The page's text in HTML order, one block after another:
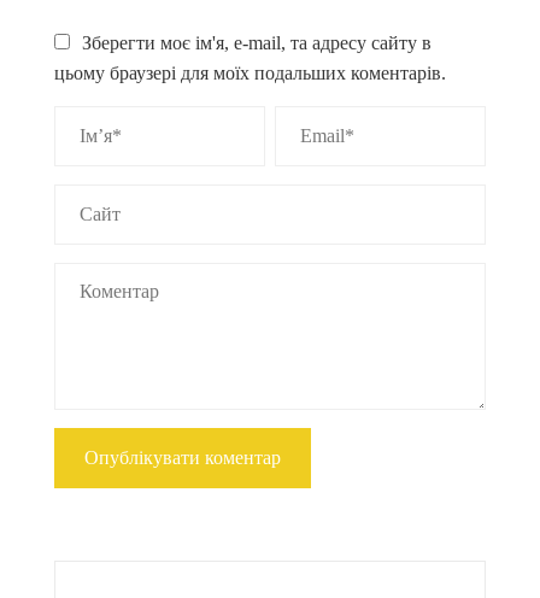
Зберегти моє ім'я, e-mail, та адресу сайту в
цьому браузері для моїх подальших коментарів.